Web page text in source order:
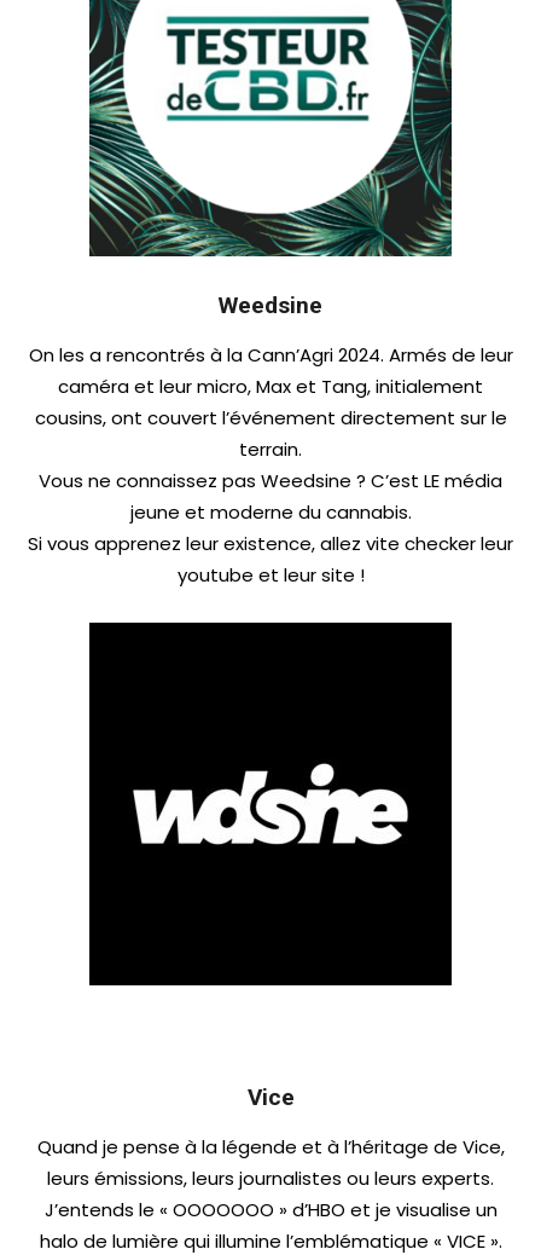
Weedsine
On les a rencontrés à la Cann’Agri 2024. Armés de leur
caméra et leur micro, Max et Tang, initialement
cousins, ont couvert l’événement directement sur le
terrain.
Vous ne connaissez pas Weedsine ? C’est LE média
jeune et moderne du cannabis.
Si vous apprenez leur existence, allez vite checker leur
youtube et leur site !
Vice
Quand je pense à la légende et à l’héritage de Vice,
leurs émissions, leurs journalistes ou leurs experts.
J’entends le « OOOOOOO » d’HBO et je visualise un
halo de lumière qui illumine l’emblématique « VICE ».